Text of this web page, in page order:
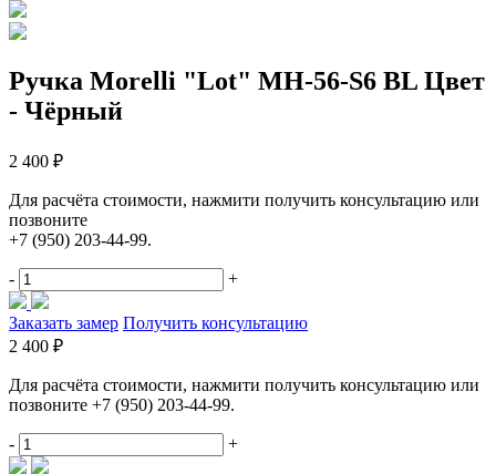
Ручка Morelli "Lot" MH-56-S6 BL Цвет
- Чёрный
2 400 ₽
Для расчёта стоимости, нажмити получить консультацию или
позвоните
+7 (950) 203-44-99.
- +
Заказать замер Получить консультацию
2 400 ₽
Для расчёта стоимости, нажмити получить консультацию или
позвоните +7 (950) 203-44-99.
- +